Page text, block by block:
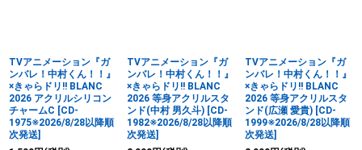
TVアニメーション『ガ
ンバレ！中村くん！！』
×きゃらドリ!! BLANC
2026 アクリルシリコン
チャームC [CD-
1975※2026/8/28以降順
次発送]
TVアニメーション『ガ
ンバレ！中村くん！！』
×きゃらドリ!! BLANC
2026 等身アクリルスタ
ンド(中村 男久斗) [CD-
1982※2026/8/28以降順
次発送]
TVアニメーション『ガ
ンバレ！中村くん！！』
×きゃらドリ!! BLANC
2026 等身アクリルスタ
ンド(広瀬 愛貴) [CD-
1999※2026/8/28以降順
次発送]